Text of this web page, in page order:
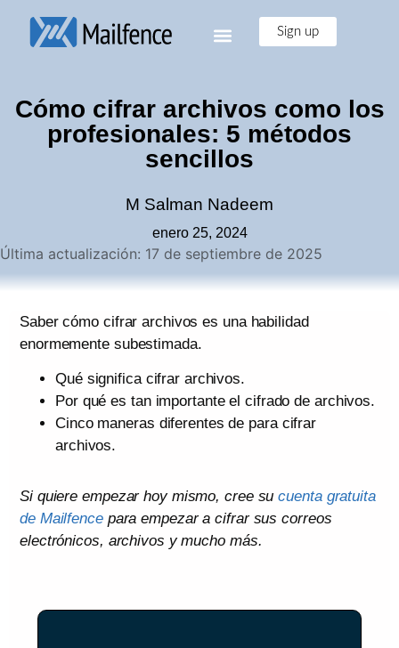
Sign up
Cómo cifrar archivos como los
profesionales: 5 métodos
sencillos
M Salman Nadeem
enero 25, 2024
Última actualización: 17 de septiembre de 2025
Saber cómo cifrar archivos es una habilidad
enormemente subestimada.
Qué significa cifrar archivos.
Por qué es tan importante el cifrado de archivos.
Cinco maneras diferentes de para cifrar
archivos.
Si quiere empezar hoy mismo, cree sucuenta gratuita
de Mailfencepara empezar a cifrar sus correos
electrónicos, archivos y mucho más.